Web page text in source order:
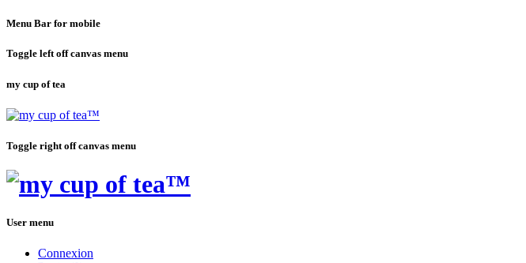
Menu Bar for mobile
Toggle left off canvas menu
my cup of tea
Toggle right off canvas menu
User menu
Connexion